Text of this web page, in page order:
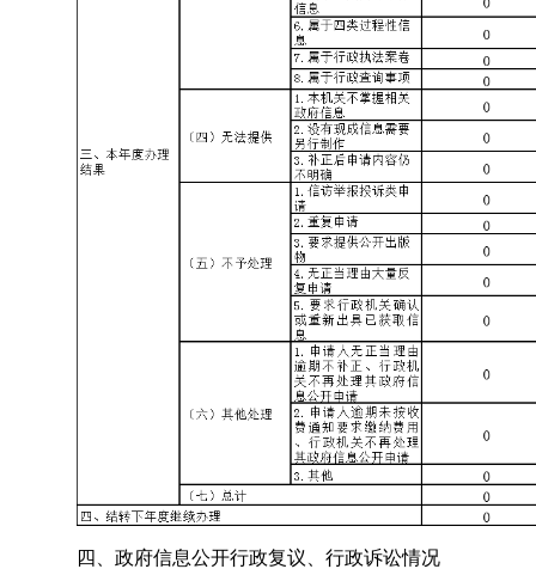
四、政府信息公开行政复议、行政诉讼情况